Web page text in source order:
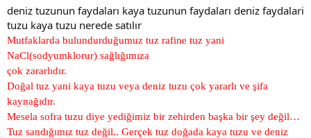
l
a
t
a
n
a
r
i
h
i
deniz tuzunun faydaları kaya tuzunun faydaları deniz faydalari
tuzu kaya tuzu nerede satılır
Mutfaklarda bulundurduğumuz tuz rafine tuz yani
NaCl(sodyumklorur) sağlığımıza
çok zararlıdır.
Doğal tuz yani kaya tuzu veya deniz tuzu çok yararlı ve şifa
kaynağıdır.
Mesela sofra tuzu diye yediğimiz bir zehirden başka bir şey değil…
Tuz sandığımız tuz değil.. Gerçek tuz doğada kaya tuzu ve deniz